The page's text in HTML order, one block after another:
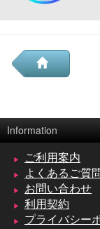
Information
ご利用案内
よくあるご質
お問い合わせ
利用契約
プライバシー